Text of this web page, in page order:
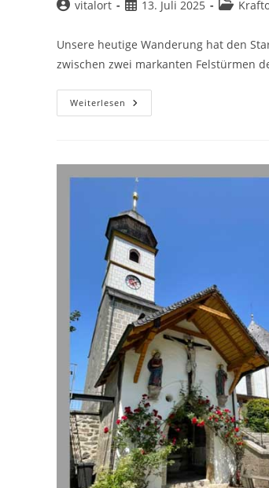
Beitrags-
vitalort
Beitrag13. Juli 2025
Beitrags-
Unsere heutige Wanderung hat den
zwischen zwei markanten Felstürmen
Weiterlesen Von
Der